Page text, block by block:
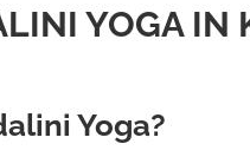
YOGA IN
Yoga?